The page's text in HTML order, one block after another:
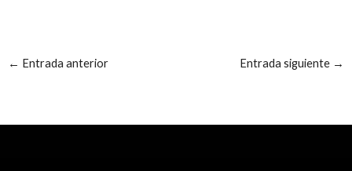
← Entrada anterior Entrada siguiente →